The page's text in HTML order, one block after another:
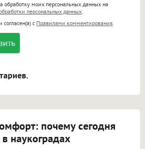
<u>, <i>, <em>, <s>, <big>,
<sub>, <pre>, <ul>, <ol>, <li>,
экранирует HTML,
становятся
img] будет
обработку моих персональных данных на
персональных данных
согласен(а) с Правилами комментирования
почему сегодня
наукоградах